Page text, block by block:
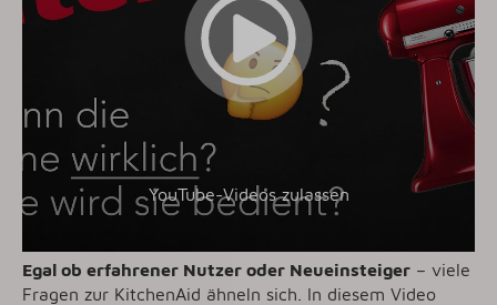
YouTube-Videos zulassen
Egal ob erfahrener Nutzer oder Neueinsteiger – viele
Fragen zur KitchenAid ähneln sich. In diesem Video